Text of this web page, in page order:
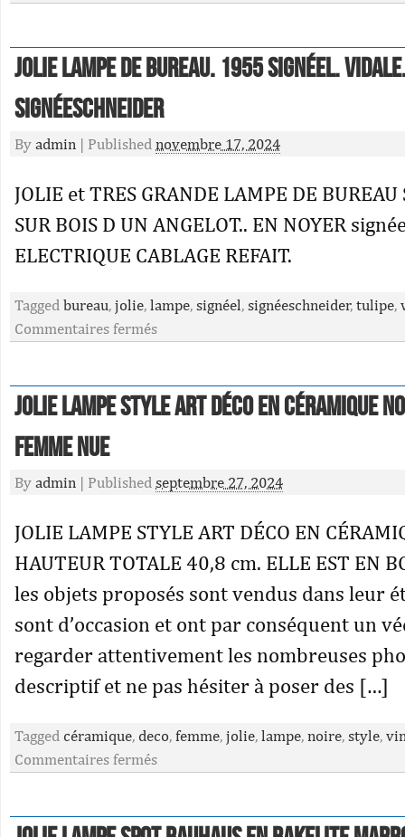
JOLIE LAMPE DE BUREAU. 1955 signéeL.
signéeSCHNEIDER
By admin | Published novembre 17, 2024
JOLIE et TRES GRANDE LAMPE DE BUREAU
SUR BOIS D UN ANGELOT.. EN NOYER
ELECTRIQUE CABLAGE REFAIT.
Tagged bureau, jolie, lampe, signéel, signéeschneider, tulipe,
Commentaires fermés
Jolie Lampe Style Art Déco En Céramique
Femme Nue
By admin | Published septembre 27, 2024
JOLIE LAMPE STYLE ART DÉCO EN
HAUTEUR TOTALE 40,8 cm. ELLE EST EN
les objets proposés sont vendus dans leur
sont d’occasion et ont par conséquent un
regarder attentivement les nombreuses
descriptif et ne pas hésiter à poser des […]
Tagged céramique, deco, femme, jolie, lampe, noire, style,
Commentaires fermés